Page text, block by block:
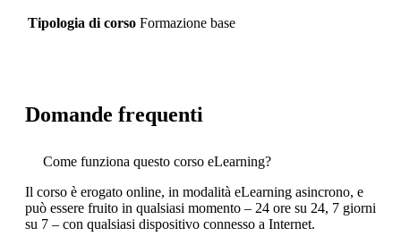
Tipologia di corso Formazione base
Domande frequenti
Come funziona questo corso eLearning?
Il corso è erogato online, in modalità eLearning asincrono, e
può essere fruito in qualsiasi momento – 24 ore su 24, 7 giorni
su 7 – con qualsiasi dispositivo connesso a Internet.